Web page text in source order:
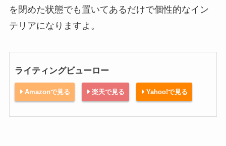
を閉めた状態でも置いてあるだけで個性的なイン
テリアになりますよ。
ライティングビューロー
Amazonで見る 楽天で見る Yahoo!で見る